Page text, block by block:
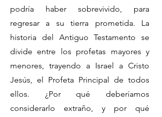
podría haber sobrevivido, para
regresar a su tierra prometida. La
historia del Antiguo Testamento se
divide entre los profetas mayores y
menores, trayendo a Israel a Cristo
Jesús, el Profeta Principal de todos
ellos. ¿Por qué deberíamos
considerarlo extraño, y por qué